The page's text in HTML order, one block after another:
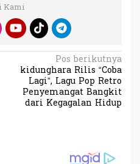
Kami
Pos berikutnya
kidunghara Rilis “Coba
Lagi”, Lagu Pop Retro
Penyemangat Bangkit
dari Kegagalan Hidup